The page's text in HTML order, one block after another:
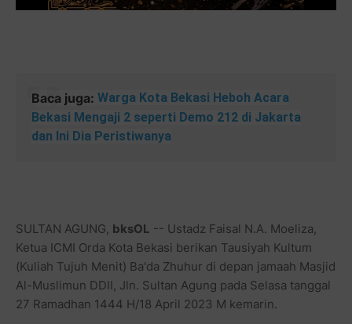
Baca juga: Warga Kota Bekasi Heboh Acara
Bekasi Mengaji 2 seperti Demo 212 di Jakarta
dan Ini Dia Peristiwanya
SULTAN AGUNG, bksOL -- Ustadz Faisal N.A. Moeliza,
Ketua ICMI Orda Kota Bekasi berikan Tausiyah Kultum
(Kuliah Tujuh Menit) Ba'da Zhuhur di depan jamaah Masjid
Al-Muslimun DDII, Jln. Sultan Agung pada Selasa tanggal
27 Ramadhan 1444 H/18 April 2023 M kemarin.